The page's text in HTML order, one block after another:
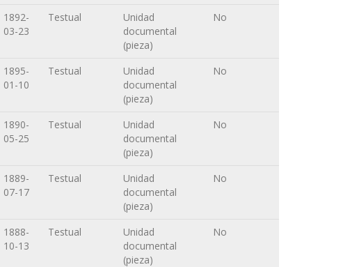
1892-
03-23
Testual
Unidad
documental
(pieza)
No
1895-
01-10
Testual
Unidad
documental
(pieza)
No
1890-
05-25
Testual
Unidad
documental
(pieza)
No
1889-
07-17
Testual
Unidad
documental
(pieza)
No
1888-
10-13
Testual
Unidad
documental
(pieza)
No